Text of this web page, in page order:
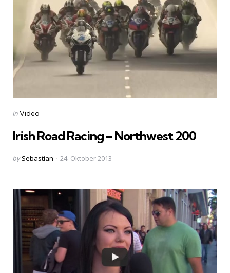
Categories
Posted
inVideo
Irish Road Racing – Northwest 200
Posted
by Sebastian 24. Oktober 2013